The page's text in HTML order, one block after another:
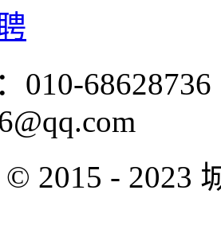
010-
2015 - 2023